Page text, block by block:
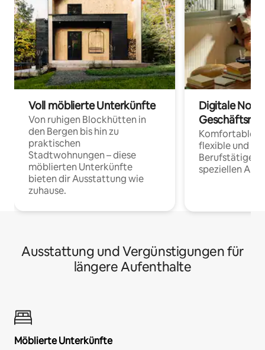
Voll möblierte Unterkünfte
Von ruhigen Blockhütten in
den Bergen bis hin zu
praktischen
Stadtwohnungen – diese
möblierten Unterkünfte
bieten dir Ausstattung wie
zuhause.
Digitale
Komfortable
flexible und
Berufstätige
speziellen
Ausstattung und Vergünstigungen für
längere Aufenthalte
Möblierte Unterkünfte